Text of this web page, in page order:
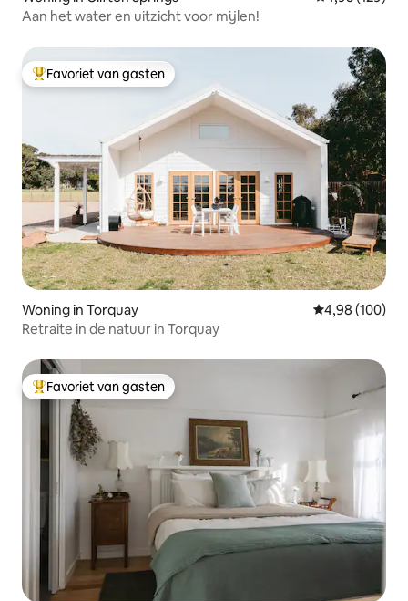
Aan het water en uitzicht voor mijlen!
Topfavoriet van gasten
Favoriet van gasten
Woning in Torquay Gemiddelde
4,98 (100)
Retraite in de natuur in Torquay
Topfavoriet van gasten
Favoriet van gasten